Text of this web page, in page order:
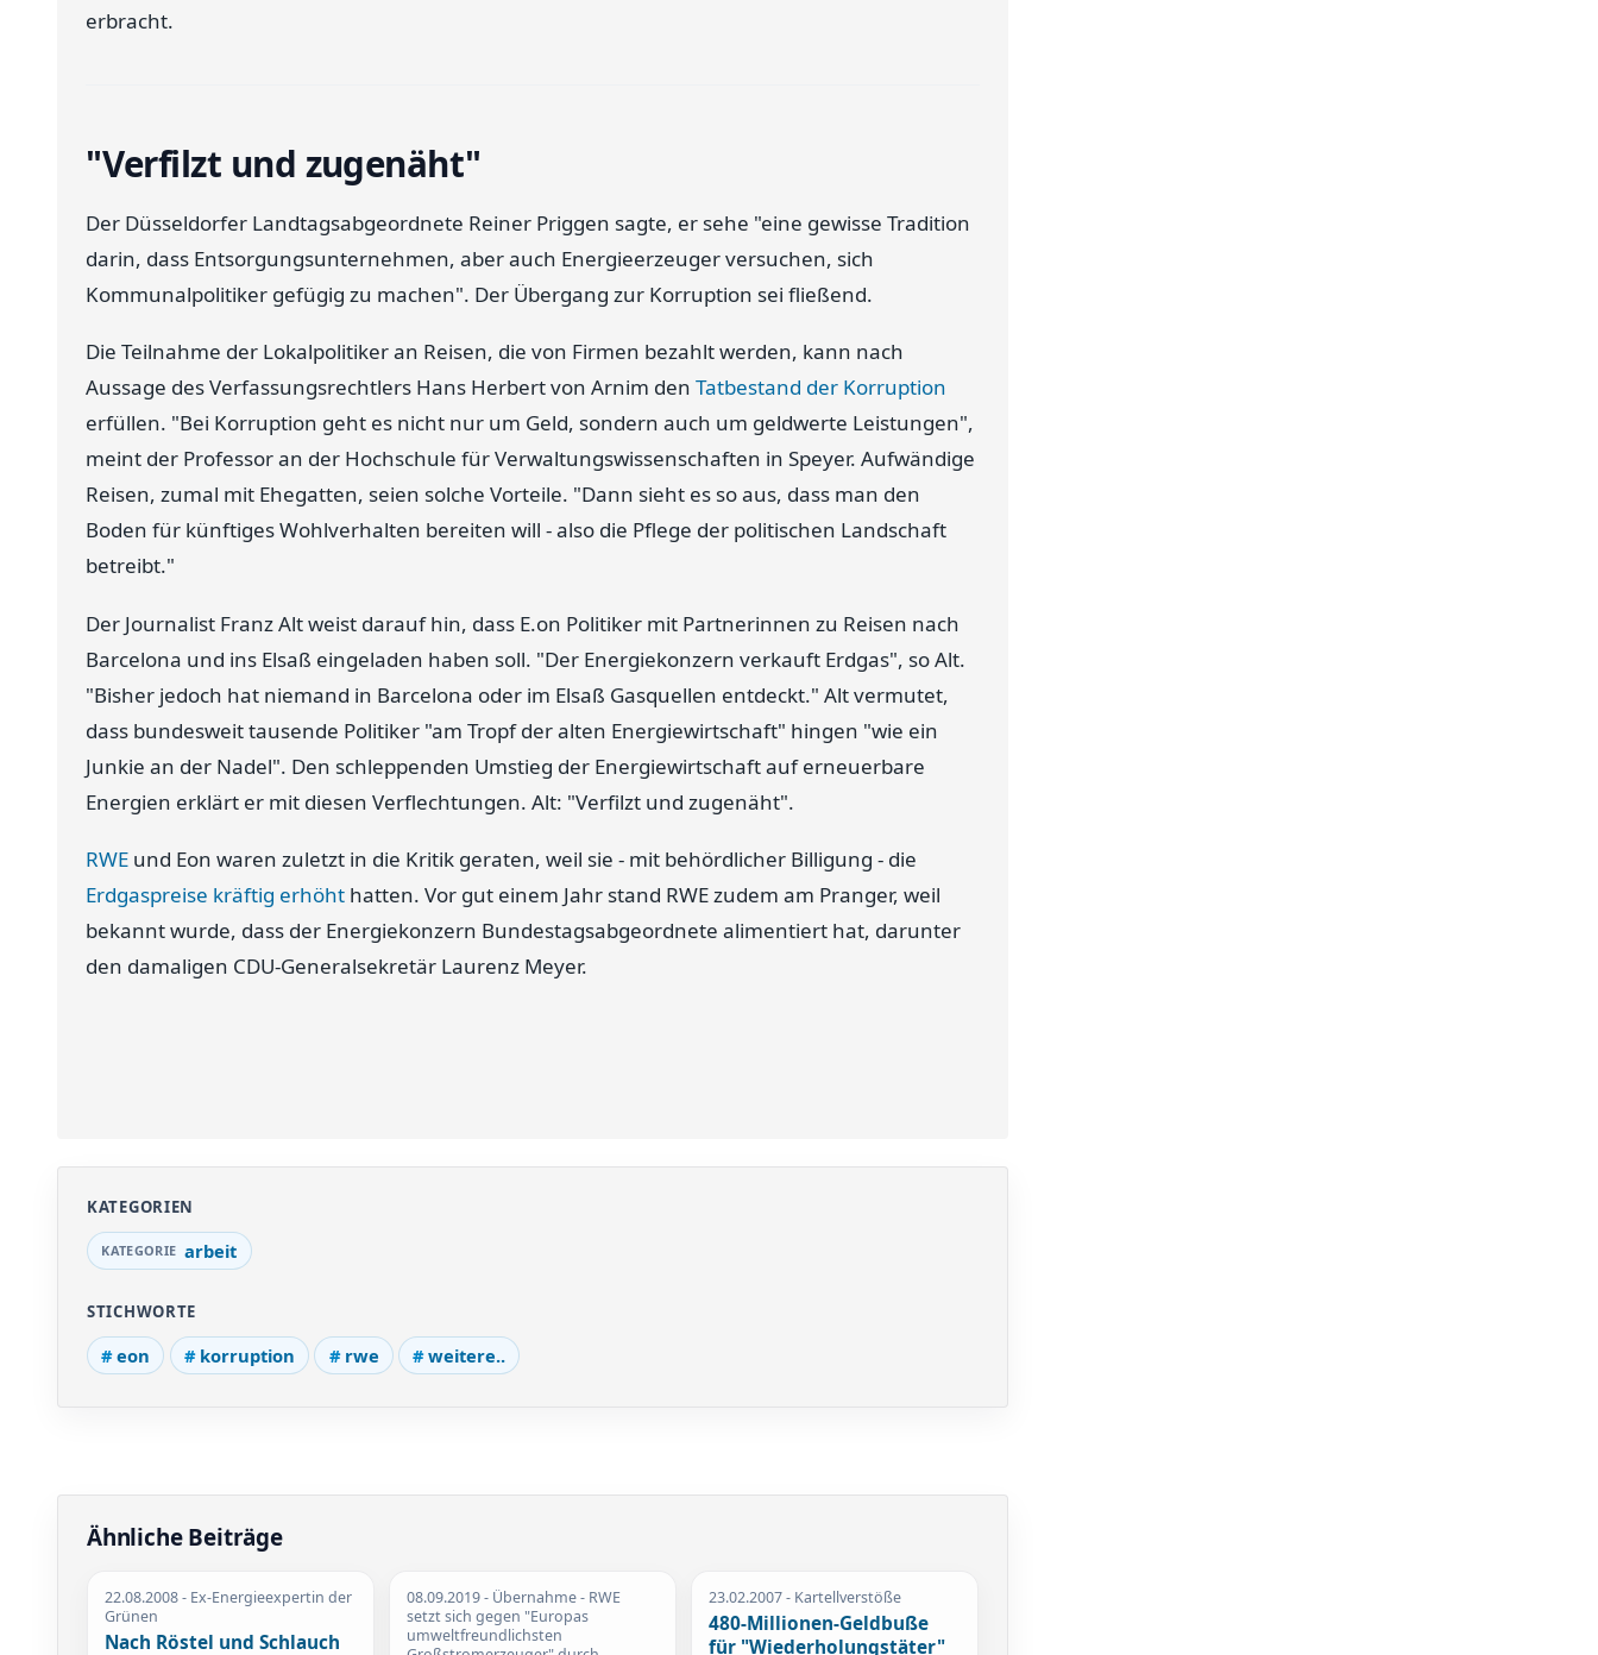
erbracht.
"Verfilzt und zugenäht"
Der Düsseldorfer Landtagsabgeordnete Reiner Priggen sagte, er sehe "eine gewisse Tradition
darin, dass Entsorgungsunternehmen, aber auch Energieerzeuger versuchen, sich
Kommunalpolitiker gefügig zu machen". Der Übergang zur Korruption sei fließend.
Die Teilnahme der Lokalpolitiker an Reisen, die von Firmen bezahlt werden, kann nach
Aussage des Verfassungsrechtlers Hans Herbert von Arnim den Tatbestand der Korruption
erfüllen. "Bei Korruption geht es nicht nur um Geld, sondern auch um geldwerte Leistungen",
meint der Professor an der Hochschule für Verwaltungswissenschaften in Speyer. Aufwändige
Reisen, zumal mit Ehegatten, seien solche Vorteile. "Dann sieht es so aus, dass man den
Boden für künftiges Wohlverhalten bereiten will - also die Pflege der politischen Landschaft
betreibt."
Der Journalist Franz Alt weist darauf hin, dass E.on Politiker mit Partnerinnen zu Reisen nach
Barcelona und ins Elsaß eingeladen haben soll. "Der Energiekonzern verkauft Erdgas", so Alt.
"Bisher jedoch hat niemand in Barcelona oder im Elsaß Gasquellen entdeckt." Alt vermutet,
dass bundesweit tausende Politiker "am Tropf der alten Energiewirtschaft" hingen "wie ein
Junkie an der Nadel". Den schleppenden Umstieg der Energiewirtschaft auf erneuerbare
Energien erklärt er mit diesen Verflechtungen. Alt: "Verfilzt und zugenäht".
RWE und Eon waren zuletzt in die Kritik geraten, weil sie - mit behördlicher Billigung - die
Erdgaspreise kräftig erhöht hatten. Vor gut einem Jahr stand RWE zudem am Pranger, weil
bekannt wurde, dass der Energiekonzern Bundestagsabgeordnete alimentiert hat, darunter
den damaligen CDU-Generalsekretär Laurenz Meyer.
KATEGORIEN
arbeit
STICHWORTE
eon korruption rwe weitere..
Ähnliche Beiträge
22.08.2008- Ex-Energieexpertin der
Grünen
Nach Röstel und Schlauch
08.09.2019- Übernahme - RWE
setzt sich gegen "Europas
umweltfreundlichsten
23.02.2007- Kartellverstöße
480-Millionen-Geldbuße
für "Wiederholungstäter"